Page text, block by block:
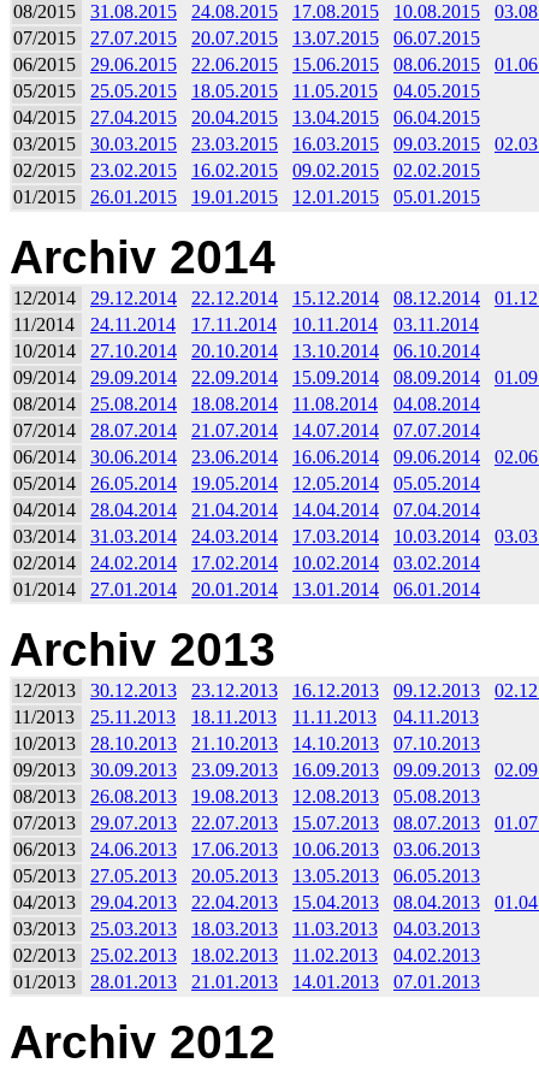
08/2015
31.08.2015 24.08.2015 17.08.2015 10.08.2015
07/2015
27.07.2015 20.07.2015 13.07.2015
06.07.2015
06/2015
29.06.2015 22.06.2015 15.06.2015 08.06.2015
05/2015
25.05.2015 18.05.2015 11.05.2015
04.05.2015
04/2015
27.04.2015 20.04.2015 13.04.2015
06.04.2015
03/2015
30.03.2015 23.03.2015 16.03.2015 09.03.2015
02/2015
23.02.2015 16.02.2015 09.02.2015
02.02.2015
01/2015
26.01.2015 19.01.2015 12.01.2015 05.01.2015
Archiv 2014
12/2014 29.12.2014 22.12.2014 15.12.2014 08.12.2014
11/2014
24.11.2014 17.11.2014 10.11.2014
03.11.2014
10/2014
27.10.2014 20.10.2014 13.10.2014
06.10.2014
09/2014
29.09.2014 22.09.2014 15.09.2014 08.09.2014
08/2014
25.08.2014 18.08.2014 11.08.2014
04.08.2014
07/2014
28.07.2014 21.07.2014 14.07.2014
07.07.2014
06/2014
30.06.2014 23.06.2014 16.06.2014 09.06.2014
05/2014
26.05.2014 19.05.2014 12.05.2014
05.05.2014
04/2014
28.04.2014 21.04.2014 14.04.2014
07.04.2014
03/2014
31.03.2014 24.03.2014 17.03.2014 10.03.2014
02/2014
24.02.2014 17.02.2014 10.02.2014
03.02.2014
01/2014
27.01.2014 20.01.2014 13.01.2014 06.01.2014
Archiv 2013
12/2013 30.12.2013 23.12.2013 16.12.2013 09.12.2013
11/2013
25.11.2013 18.11.2013 11.11.2013
04.11.2013
10/2013
28.10.2013 21.10.2013 14.10.2013
07.10.2013
09/2013
30.09.2013 23.09.2013 16.09.2013 09.09.2013
08/2013
26.08.2013 19.08.2013 12.08.2013
05.08.2013
07/2013
29.07.2013 22.07.2013 15.07.2013 08.07.2013
06/2013
24.06.2013 17.06.2013 10.06.2013
03.06.2013
05/2013
27.05.2013 20.05.2013 13.05.2013
06.05.2013
04/2013
29.04.2013 22.04.2013 15.04.2013 08.04.2013
03/2013
25.03.2013 18.03.2013 11.03.2013
04.03.2013
02/2013
25.02.2013 18.02.2013 11.02.2013
04.02.2013
01/2013
28.01.2013 21.01.2013 14.01.2013 07.01.2013
Archiv 2012